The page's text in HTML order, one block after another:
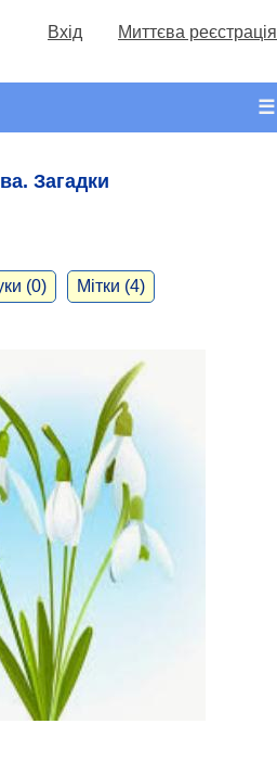
Вхід Миттєва реєстрація
☰
Загадки
(0) Мітки (4)